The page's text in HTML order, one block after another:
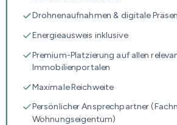
Drohnenaufnahmen & digitale
Energieausweis inklusive
Premium-Platzierung auf allen
Immobilienportalen
Maximale Reichweite
Persönlicher Ansprechpartner
Wohnungseigentum)